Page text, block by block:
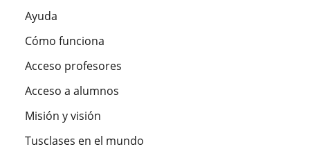
Ayuda
Cómo funciona
Acceso profesores
Acceso a alumnos
Misión y visión
Tusclases en el mundo